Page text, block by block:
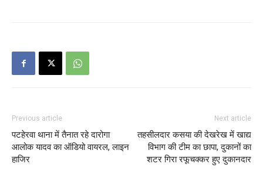
Previous article
पटहेरवा थाना में तैनात रहे दारोगा
आलोक यादव का ऑडियो वायरल, लाइन
हाजिर
Next article
तहसीलदार कसया की देखरेख में खाद्य
विभाग की टीम का छापा, दुकानों का
शटर गिरा रफूचक्कर हुए दुकानदार